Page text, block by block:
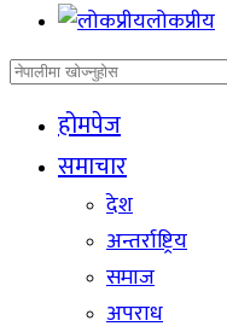
लोकप्रीय
होमपेज
समाचार
देश
अन्तर्राष्ट्रिय
समाज
अपराध